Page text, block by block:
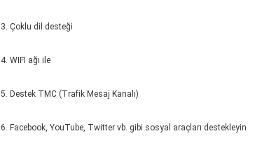
3. Çoklu dil desteği
4. WIFI ağı ile
5. Destek TMC (Trafik Mesaj Kanalı)
6. Facebook, YouTube, Twitter vb. gibi sosyal araçları destekleyin